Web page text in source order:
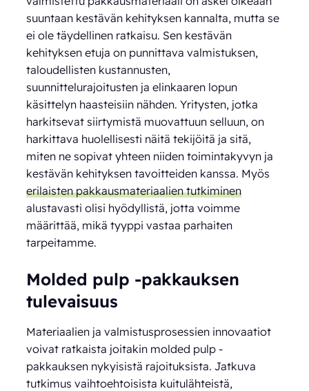
suuntaan kestävän kehityksen kannalta, mutta se
ei ole täydellinen ratkaisu. Sen kestävän
kehityksen etuja on punnittava valmistuksen,
taloudellisten kustannusten,
suunnittelurajoitusten ja elinkaaren lopun
käsittelyn haasteisiin nähden. Yritysten, jotka
harkitsevat siirtymistä muovattuun selluun, on
harkittava huolellisesti näitä tekijöitä ja sitä,
miten ne sopivat yhteen niiden toimintakyvyn ja
kestävän kehityksen tavoitteiden kanssa. Myös
erilaisten pakkausmateriaalien tutkiminen
alustavasti olisi hyödyllistä, jotta voimme
määrittää, mikä tyyppi vastaa parhaiten
tarpeitamme.
Molded pulp -pakkauksen
tulevaisuus
Materiaalien ja valmistusprosessien innovaatiot
voivat ratkaista joitakin molded pulp -
pakkauksen nykyisistä rajoituksista. Jatkuva
tutkimus vaihtoehtoisista kuitulähteistä,